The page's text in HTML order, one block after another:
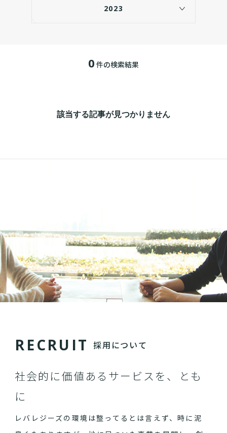
2023
0 件の検索結果
該当する記事が見つかりません
RECRU IT 採用について
社会的に価値あるサービスを、とも
に
レバレジーズの環境は整ってるとは言えず、時に泥